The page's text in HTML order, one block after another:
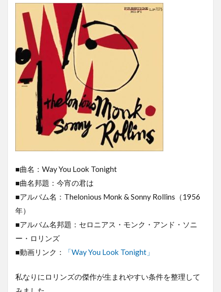
■曲名：Way You Look Tonight
■曲名邦題：今宵の君は
■アルバム名：Thelonious Monk & Sonny Rollins（1956
年）
■アルバム名邦題：セロニアス・モンク・アンド・ソニ
ー・ロリンズ
■動画リンク：
「Way You Look Tonight」
私なりにロリンズの傑作が生まれやすい条件を整理して